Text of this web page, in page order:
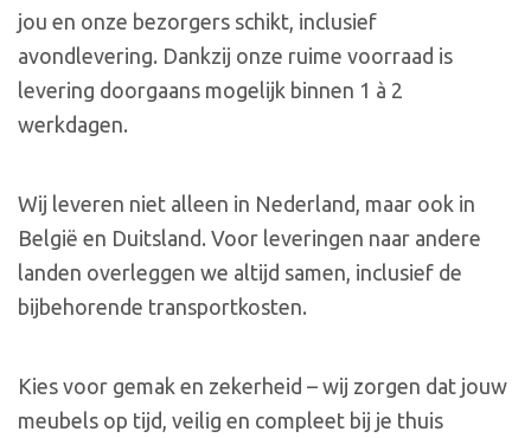
jou en onze bezorgers schikt, inclusief
avondlevering. Dankzij onze ruime voorraad is
levering doorgaans mogelijk binnen 1 à 2
werkdagen.
Wij leveren niet alleen in Nederland, maar ook in
België en Duitsland. Voor leveringen naar andere
landen overleggen we altijd samen, inclusief de
bijbehorende transportkosten.
Kies voor gemak en zekerheid – wij zorgen dat jouw
meubels op tijd, veilig en compleet bij je thuis